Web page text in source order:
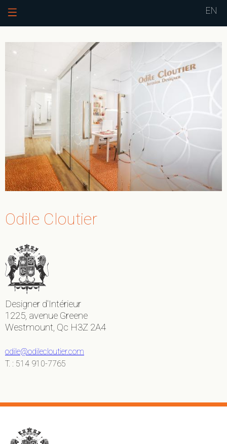
Odile Cloutier
Designer d'Intérieur
1225, avenue Greene
Westmount, Qc H3Z 2A4
odile@odilecloutier.com
T. : 514 910-7765
EN